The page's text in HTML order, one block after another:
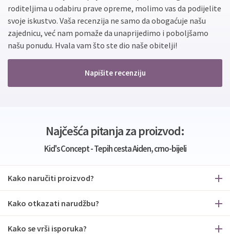
roditeljima u odabiru prave opreme, molimo vas da podijelite
svoje iskustvo. Vaša recenzija ne samo da obogaćuje našu
zajednicu, već nam pomaže da unaprijedimo i poboljšamo
našu ponudu. Hvala vam što ste dio naše obitelji!
Napišite recenziju
Najčešća pitanja za proizvod:
Kid's Concept - Tepih cesta Aiden, crno-bijeli
Kako naručiti proizvod?
Kako otkazati narudžbu?
Kako se vrši isporuka?